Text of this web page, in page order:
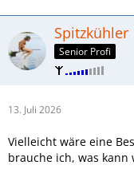
Spitzkühler
Senior Profi
13. Juli 2026
Vielleicht wäre eine
brauche ich, was kann